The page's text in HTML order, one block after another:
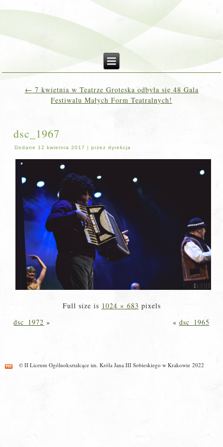
← 7 kwietnia w Teatrze Groteska odbyła się 48 Gala
Festiwalu Małych Form Teatralnych!
dsc_1967
Dodane 12 kwietnia 2017 |przez dyrekcja
Full size is 1024 × 683 pixels
dsc_1972 » « dsc_1965
© II Liceum Ogólnokształcące im. Króla Jana III Sobieskiego w Krakowie 2022